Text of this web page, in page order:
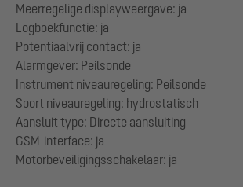
Meerregelige displayweergave: ja
Logboekfunctie: ja
Potentiaalvrij contact: ja
Alarmgever: Peilsonde
Instrument niveauregeling: Peilsonde
Soort niveauregeling: hydrostatisch
Aansluit type: Directe aansluiting
GSM-interface: ja